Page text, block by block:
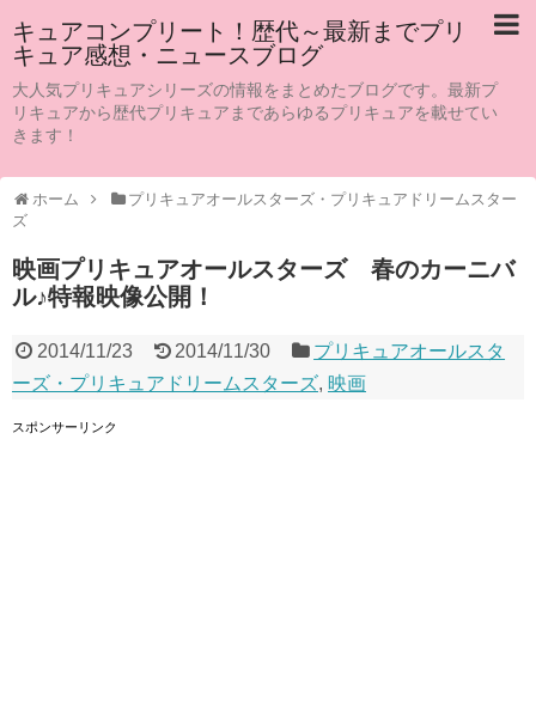
キュアコンプリート！歴代～最新までプリ
キュア感想・ニュースブログ
大人気プリキュアシリーズの情報をまとめたブログです。最新プ
リキュアから歴代プリキュアまであらゆるプリキュアを載せてい
きます！
ホーム
プリキュアオールスターズ・プリキュアドリームスター
ズ
映画プリキュアオールスターズ 春のカーニバ
ル♪特報映像公開！
2014/11/23 2014/11/30
プリキュアオールスタ
ーズ・プリキュアドリームスターズ, 映画
スポンサーリンク